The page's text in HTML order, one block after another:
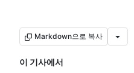
Markdown으로 복사
이 기사에서